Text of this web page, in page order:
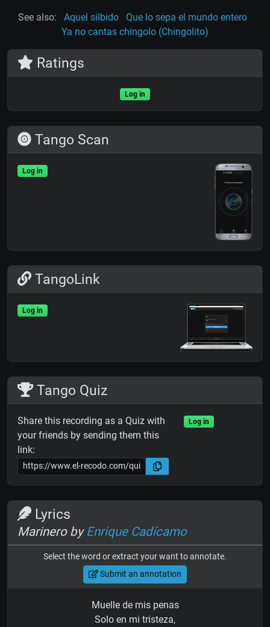
See also: Aquel silbido
Que lo sepa el mundo entero
Ya no cantas chingolo (Chingolito)
Ratings
Log in
Tango Scan
Log in
TangoLink
Log in
Tango Quiz
Share this recording as a Quiz with
your friends by sending them this
link:
Log in
Lyrics
Marinero byEnrique Cadícamo
Select the word or extract your want to annotate.
Submit an annotation
Muelle de mis penas
Solo en mi tristeza,